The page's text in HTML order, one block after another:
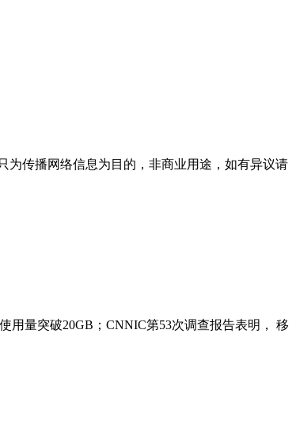
为传播网络信息为目的，非商业用途，如有异议请
用量突破20GB；CNNIC第53次调查报告表明， 移